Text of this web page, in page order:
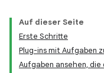
Auf dieser Seite
Erste Schritte
Plug-ins mit Aufgaben
Aufgaben ansehen,